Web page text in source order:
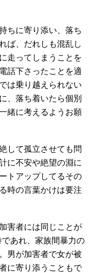
ちに寄り添い、落ち
ば、だれしも混乱し
走ってしまうことを
話下さったことを適
は乗り越えられない
、落ち着いたら個別
緒に考えるようお願
して孤立させても問
に不安や絶望の淵に
トアップしてるその
時の言葉かけは要注
害者には同じことが
あれ、家族間暴力の
男が加害者で女が被
に寄り添うこともで